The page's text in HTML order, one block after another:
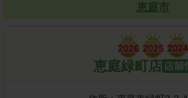
恵庭市
恵庭緑町店